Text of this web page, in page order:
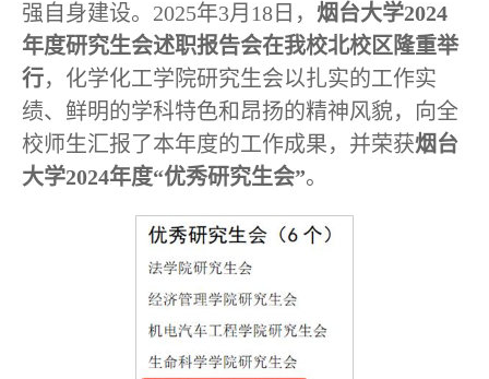
强自身建设。2025年3月18日， 烟台大学2024
年度研究生会述职报告会在我校北校区隆重举
行，化学化工学院研究生会以扎实的工作实
绩、鲜明的学科特色和昂扬的精神风貌，向全
校师生汇报了本年度的工作成果，并荣获烟台
大学2024年度“优秀研究生会”。